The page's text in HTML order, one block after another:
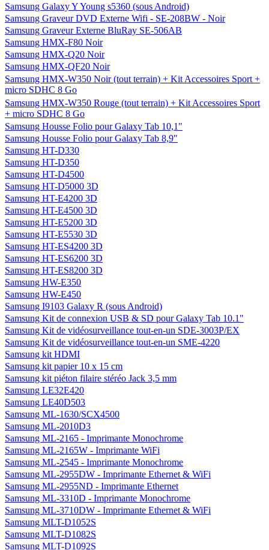
Samsung Galaxy Y Young s5360 (sous Android)
Samsung Graveur DVD Externe Wifi - SE-208BW - Noir
Samsung Graveur Externe BluRay SE-506AB
Samsung HMX-F80 Noir
Samsung HMX-Q20 Noir
Samsung HMX-QF20 Noir
Samsung HMX-W350 Noir (tout terrain) + Kit Accessoires Sport +
micro SDHC 8 Go
Samsung HMX-W350 Rouge (tout terrain) + Kit Accessoires Sport
+ micro SDHC 8 Go
Samsung Housse Folio pour Galaxy Tab 10,1"
Samsung Housse Folio pour Galaxy Tab 8,9"
Samsung HT-D330
Samsung HT-D350
Samsung HT-D4500
Samsung HT-D5000 3D
Samsung HT-E4200 3D
Samsung HT-E4500 3D
Samsung HT-E5200 3D
Samsung HT-E5530 3D
Samsung HT-ES4200 3D
Samsung HT-ES6200 3D
Samsung HT-ES8200 3D
Samsung HW-E350
Samsung HW-E450
Samsung I9103 Galaxy R (sous Android)
Samsung Kit de connexion USB & SD pour Galaxy Tab 10.1"
Samsung Kit de vidéosurveillance tout-en-un SDE-3003P/EX
Samsung Kit de vidéosurveillance tout-en-un SME-4220
Samsung kit HDMI
Samsung kit papier 10 x 15 cm
Samsung kit piéton filaire stéréo Jack 3,5 mm
Samsung LE32E420
Samsung LE40D503
Samsung ML-1630/SCX4500
Samsung ML-2010D3
Samsung ML-2165 - Imprimante Monochrome
Samsung ML-2165W - Imprimante WiFi
Samsung ML-2545 - Imprimante Monochrome
Samsung ML-2955DW - Imprimante Ethernet & WiFi
Samsung ML-2955ND - Imprimante Ethernet
Samsung ML-3310D - Imprimante Monochrome
Samsung ML-3710DW - Imprimante Ethernet & WiFi
Samsung MLT-D1052S
Samsung MLT-D1082S
Samsung MLT-D1092S